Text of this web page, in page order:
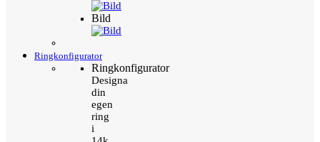
Bild
Ringkonfigurator
Ringkonfigurator
Designa
din
egen
ring
i